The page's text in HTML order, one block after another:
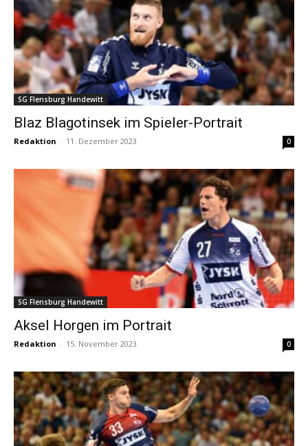
SG Flensburg Handewitt
Blaz Blagotinsek im Spieler-Portrait
Redaktion - 11. Dezember 2023 0
SG Flensburg Handewitt
Aksel Horgen im Portrait
Redaktion - 15. November 2023 0